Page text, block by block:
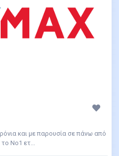
και με παρουσία σε πάνω από
το Νο1 ετ...